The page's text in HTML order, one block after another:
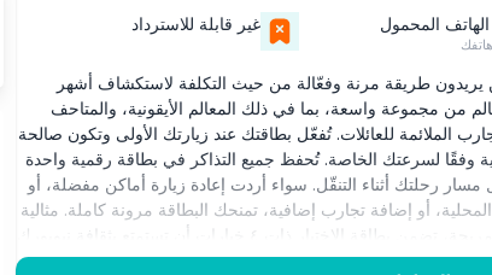
المحمول غير قابلة للاسترداد
مثالية للزوار الذين يريدون طريقة مرنة وفعّالة من حيث التكلفة لاستكشاف أشهر
المدينة. باستخدام هذه البطاقة، يمكنك اختيار أي ٤ معالم من مجموعة واسعة، بما في ذلك المعالم الأيقونية، والمتاحف
الملائمة للعائلات. تُفعّل بطاقتك عند زيارتك الأولى وتكون صالحة
وفقًا لسرعتك الخاصة. تُحفظ جميع التذاكر في بطاقة رقمية واحدة
رحلتك أثناء التنقّل. سواء أردت إعادة زيارة أماكن مفضلة، أو
أو إضافة تجارب إضافية، تمنحك البطاقة مرونة كاملة. مثالية
للأزواج والعائلات والمسافرين الذين يفضّلون تجربة سياحية مريحة، تضمن بطاقة الاختيار ذات ٤ خيارات أن تستمتع بثقافة نيويورك
اختيار المعالم التي تهمك أكثر واستغلال وقتك في المدينة إلى